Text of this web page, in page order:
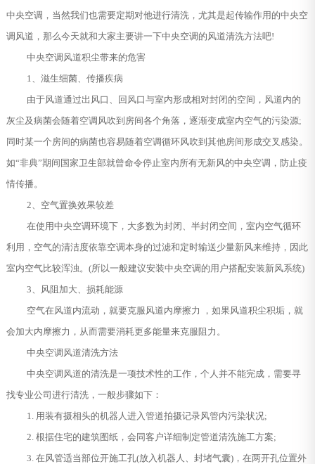
中央空调，当然我们也需要定期对他进行清洗，尤其是起传输作用的中央空
调风道，那么今天就和大家主要讲一下中央空调的风道清洗方法吧!
中央空调风道积尘带来的危害
1、滋生细菌、传播疾病
由于风道通过出风口、回风口与室内形成相对封闭的空间，风道内的
灰尘及病菌会随着空调风吹到房间各个角落，逐渐变成室内空气的污染源;
同时某一个房间的病菌也容易随着空调循环风吹到其他房间形成交叉感染。
如“非典”期间国家卫生部就曾命令停止室内所有无新风的中央空调，防止疫
情传播。
2、空气置换效果较差
在使用中央空调环境下，大多数为封闭、半封闭空间，室内空气循环
利用，空气的清洁度依靠空调本身的过滤和定时输送少量新风来维持，因此
室内空气比较浑浊。(所以一般建议安装中央空调的用户搭配安装新风系统)
3、风阻加大、损耗能源
空气在风道内流动，就要克服风道内摩擦力 ，如果风道积尘积垢，就
会加大内摩擦力，从而需要消耗更多能量来克服阻力。
中央空调风道清洗方法
中央空调风道的清洗是一项技术性的工作，个人并不能完成，需要寻
找专业公司进行清洗，一般步骤如下：
1. 用装有摄相头的机器人进入管道拍摄记录风管内污染状况;
2. 根据住宅的建筑图纸，会同客户详细制定管道清洗施工方案;
3. 在风管适当部位开施工孔(放入机器人、封堵气囊)，在两开孔位置外